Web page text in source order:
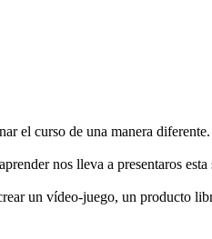
el curso de una manera diferente.
nos lleva a presentaros esta
un vídeo-juego, un producto